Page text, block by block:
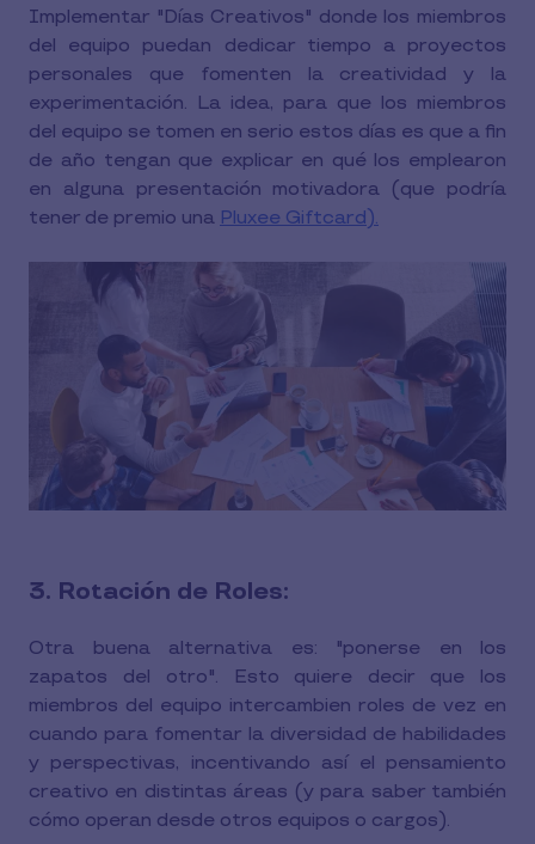
Implementar "Días Creativos" donde los miembros
del equipo puedan dedicar tiempo a proyectos
personales que fomenten la creatividad y la
experimentación. La idea, para que los miembros
del equipo se tomen en serio estos días es que a fin
de año tengan que explicar en qué los emplearon
en alguna presentación motivadora (que podría
tener de premio una Pluxee Giftcard).
3. Rotación de Roles:
Otra buena alternativa es: "ponerse en los
zapatos del otro". Esto quiere decir que los
miembros del equipo intercambien roles de vez en
cuando para fomentar la diversidad de habilidades
y perspectivas, incentivando así el pensamiento
creativo en distintas áreas (y para saber también
cómo operan desde otros equipos o cargos).